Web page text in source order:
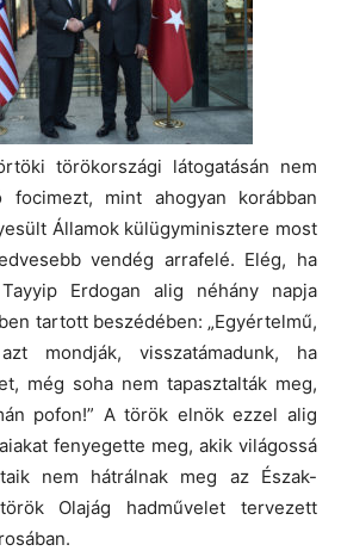
törökországi látogatásán nem
mint ahogyan korábban
Államok külügyminisztere most
vendég arrafelé. Elég, ha
Erdogan alig néhány napja
tartott beszédében: „Egyértelmű,
mondják, visszatámadunk, ha
még soha nem tapasztalták meg,
pofon!” A török elnök ezzel alig
fenyegette meg, akik világossá
nem hátrálnak meg az Észak-
Olajág hadművelet tervezett